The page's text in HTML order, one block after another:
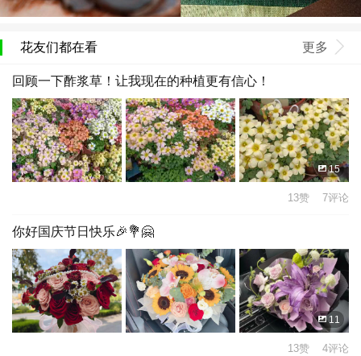
花友们都在看 更多
回顾一下酢浆草！让我现在的种植更有信心！
15
13赞 7评论
你好国庆节日快乐🎉💐🤗
11
13赞 4评论